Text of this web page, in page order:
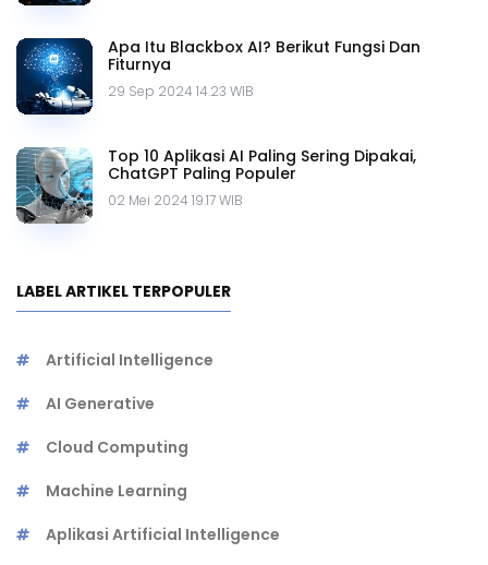
Apa Itu Blackbox AI? Berikut Fungsi Dan
Fiturnya
29 Sep 2024 14.23 WIB
Top 10 Aplikasi AI Paling Sering Dipakai,
ChatGPT Paling Populer
02 Mei 2024 19.17 WIB
LABEL ARTIKEL TERPOPULER
Artificial Intelligence
AI Generative
Cloud Computing
Machine Learning
Aplikasi Artificial Intelligence